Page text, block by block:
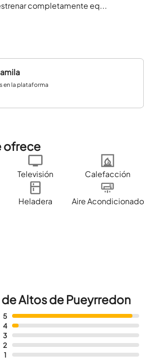
completamente eq...
en la plataforma
ofrece
Televisión Calefacción
Heladera
Aire Acondicionado
Altos de Pueyrredon
5
4
3
2
1